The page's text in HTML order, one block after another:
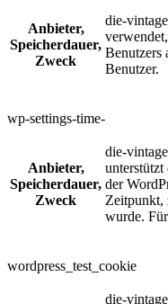
Anbieter,
Speicherdauer,
Zweck
die-
Benutzers
Benutzer.
wp-settings-time-
Anbieter,
Speicherdauer,
Zweck
die-
der
Zeitpunkt,
wurde.
wordpress_test_cookie
die-